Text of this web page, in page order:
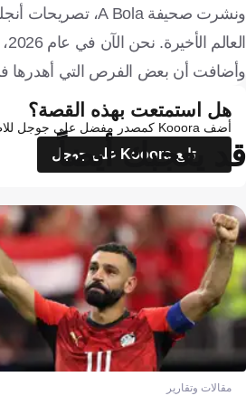
العالم الأخيرة. نحن الآن في عام 2026، وهو ببساطة لا يريد التوقف".
وأضافت أن بعض الفرص التي أهدرها
هل استمتعت بهذه القصة؟
أضف Kooora كمصدر مفضل على جوجل للاطلاع على المزيد من تقاريرنا
تابع Kooora على جوجل
قد يعجبك أيضاً
مقالات وتقارير